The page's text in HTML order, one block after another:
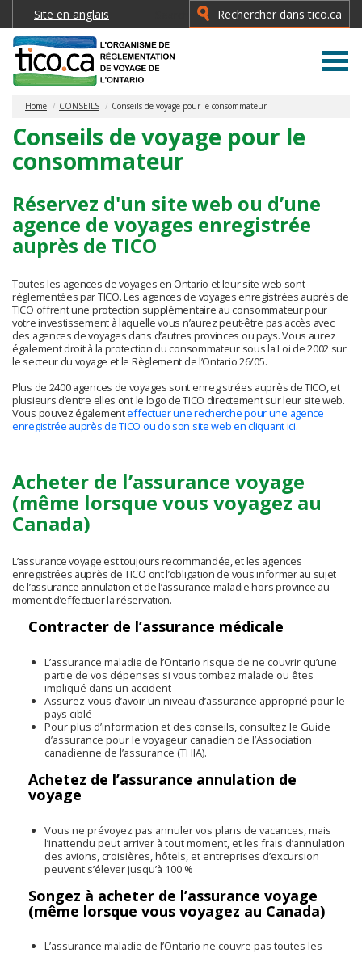
Site en anglais
Home CONSEILS Conseils de voyage pour le consommateur
Conseils de voyage pour le
consommateur
Réservez d'un site web ou d’une
agence de voyages enregistrée
auprès de TICO
Toutes les agences de voyages en Ontario et leur site web sont
réglementées par TICO. Les agences de voyages enregistrées auprès de
TICO offrent une protection supplémentaire au consommateur pour
votre investissement à laquelle vous n’aurez peut-être pas accès avec
des agences de voyages dans d’autres provinces ou pays. Vous aurez
également droit à la protection du consommateur sous la Loi de 2002 sur
le secteur du voyage et le Règlement de l’Ontario 26/05.
Plus de 2400 agences de voyages sont enregistrées auprès de TICO, et
plusieurs d’entre elles ont le logo de TICO directement sur leur site web.
Vous pouvez égalementeffectuer une recherche pour une agence
enregistrée auprès de TICO ou do son site web en cliquant ici.
Acheter de l’assurance voyage
(même lorsque vous voyagez au
Canada)
L’assurance voyage est toujours recommandée, et les agences
enregistrées auprès de TICO ont l’obligation de vous informer au sujet
de l’assurance annulation et de l’assurance maladie hors province au
moment d’effectuer la réservation.
Contracter de l’assurance médicale
L’assurance maladie de l’Ontario risque de ne couvrir qu’une
partie de vos dépenses si vous tombez malade ou êtes
impliqué dans un accident
Assurez-vous d’avoir un niveau d’assurance approprié pour le
pays ciblé
Pour plus d’information et des conseils, consultez le Guide
d’assurance pour le voyageur canadien de l’Association
canadienne de l’assurance (THIA).
Achetez de l’assurance annulation de
voyage
Vous ne prévoyez pas annuler vos plans de vacances, mais
l’inattendu peut arriver à tout moment, et les frais d’annulation
des avions, croisières, hôtels, et entreprises d’excursion
peuvent s’élever jusqu’à 100 %
Songez à acheter de l’assurance voyage
(même lorsque vous voyagez au Canada)
L’assurance maladie de l’Ontario ne couvre pas toutes les